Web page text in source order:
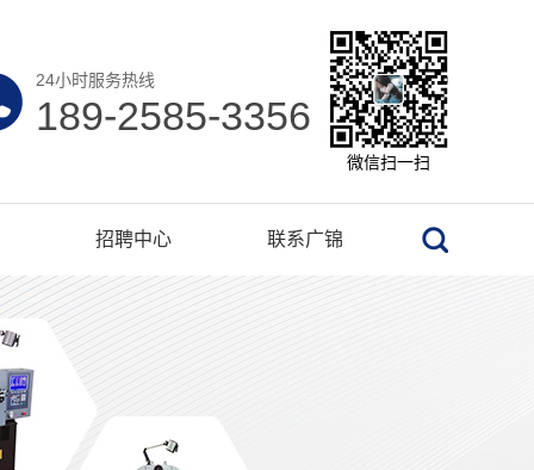
24小时服务热线
189-2585-3356
微信扫一扫
招聘中心 联系广锦